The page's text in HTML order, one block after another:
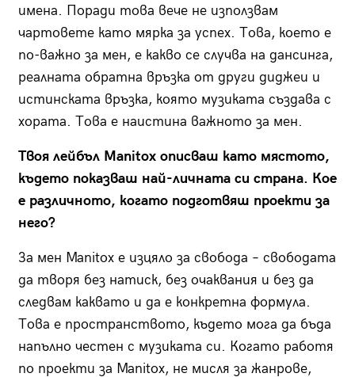
имена. Поради това вече не използвам
чартовете като мярка за успех. Това, което е
по-важно за мен, е какво се случва на дансинга,
реалната обратна връзка от други диджеи и
истинската връзка, която музиката създава с
хората. Това е наистина важното за мен.
Твоя лейбъл Manitox описваш като мястото,
където показваш най-личната си страна. Кое
е различното, когато подготвяш проекти за
него?
За мен Manitox е изцяло за свобода – свободата
да творя без натиск, без очаквания и без да
следвам каквато и да е конкретна формула.
Това е пространството, където мога да бъда
напълно честен с музиката си. Когато работя
по проекти за Manitox, не мисля за жанрове,